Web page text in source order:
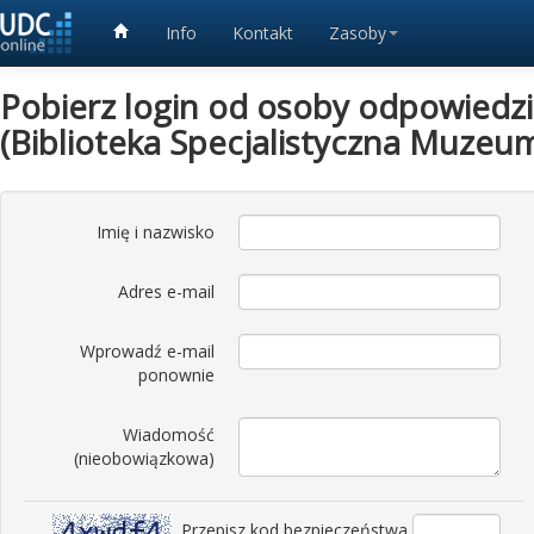
Info Kontakt Zasoby
Pobierz login od osoby
(Biblioteka Specjalistyczna
Imię i nazwisko
Adres e-mail
Wprowadź e-mail
ponownie
Wiadomość
(nieobowiązkowa)